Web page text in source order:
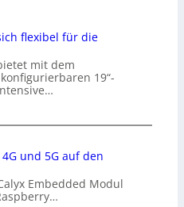
flexibel für die
mit dem
19“-
und 5G auf den
Embedded Modul